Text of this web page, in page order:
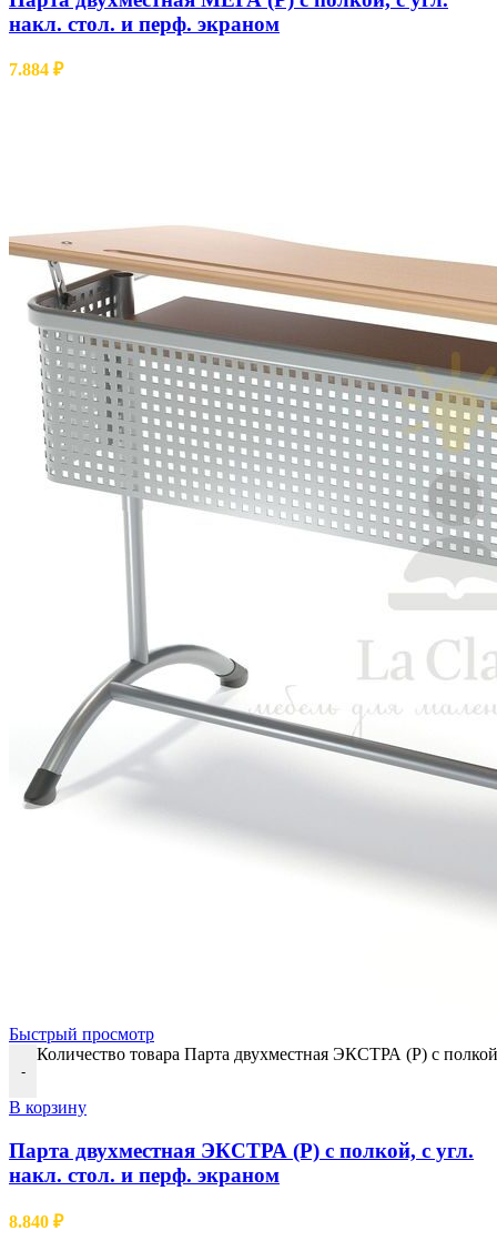
накл. стол. и перф. экраном
7.884 ₽
Быстрый просмотр
-
Количество товара Парта двухместная ЭКСТРА (Р) с
В корзину
Парта двухместная ЭКСТРА (Р) с полкой, с угл.
накл. стол. и перф. экраном
8.840 ₽